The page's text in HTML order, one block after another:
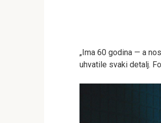
„Ima 60 godina — a
uhvatile svaki detalj.